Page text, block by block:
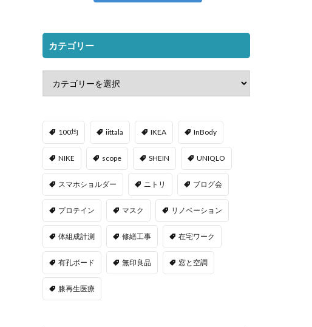
カテゴリー
100均 iittala IKEA InBody
NIKE scope SHEIN UNIQLO
スマホショルダー ニトリ ブログ会
プロテイン マスク リノベーション
体組成計測 修繕工事 在宅ワーク
有孔ボード 無印良品 窓と空調
膝再生医療